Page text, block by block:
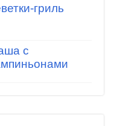
гриль
с